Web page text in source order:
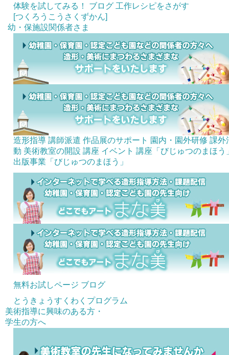
体験を試してみる！ ブログ 工作レシピをさがす
[つくろうこうさくずかん]
幼・保施設関係者さま
造形指導 講師派遣 作品展のサポート 園内・園外研修 課外
動 美術教室の開設 講座 イベント 講座「びじゅつのまほう
出版事業「びじゅつのまほう」
無料お試しページ ブログ
とうきょうすくわくプログラム
美術指導に興味のある方・
学生の方へ